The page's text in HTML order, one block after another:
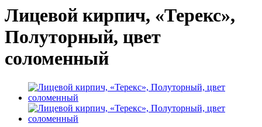
Лицевой кирпич, «Терекс»,
Полуторный, цвет
соломенный